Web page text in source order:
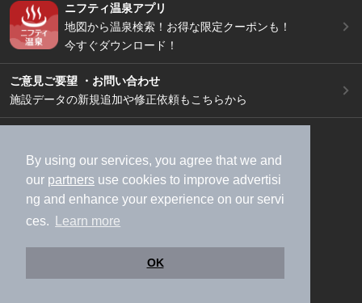
By using our services, you agree that we and
our partners use cookies to improve advertisi
ng and enhance your experience on our servi
ces.
Learn more
OK
ニフティ温泉アプリ
地図から温泉検索！お得な限定クーポンも！
今すぐダウンロード！
ご意見ご要望 ・お問い合わせ
施設データの新規追加や修正依頼もこちらから
加盟店募集（資料請求）
広告出稿のご案内
利用規約
ライフスタイルMEMBERS+規約
特定商取引法に基づく表記
ヘルプ
採用情報
運営会社